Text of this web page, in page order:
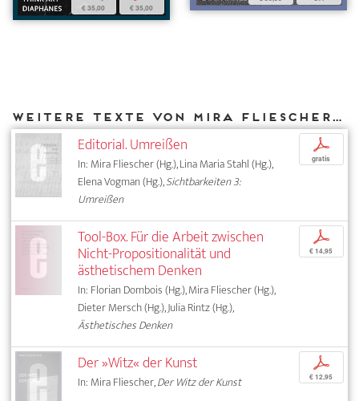
€ 35,00 € 35,00
Weitere Texte von Mira Fliescher bei DIAPHANES
Editorial. Umreißen
In: Mira Fliescher (Hg.), Lina Maria Stahl (Hg.),
Elena Vogman (Hg.),Sichtbarkeiten 3:
Umreißen
p
gratis
Tool-Box. Für die Arbeit zwischen
Nicht-Propositionalität und
ästhetischem Denken
In: Florian Dombois (Hg.), Mira Fliescher (Hg.),
Dieter Mersch (Hg.), Julia Rintz (Hg.),
Ästhetisches Denken
p
€ 14,95
Der »Witz« der Kunst
In: Mira Fliescher,Der Witz der Kunst
p
€ 12,95